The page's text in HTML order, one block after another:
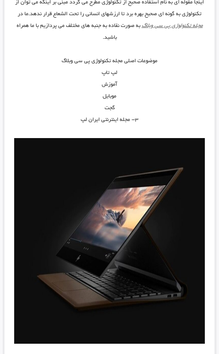
اینجا مقوله ای به نام استفاده صحیح از تکنولوژی مطرح می گردد مبنی بر اینکه می توان از
تکنولوژی به گونه ای صحیح بهره برد تا ارزشهای انسانی را تحت الشعاع قرار ندهد.ما در
مجله تکنولوژی پی سی وبلاگ به صورت نقاده به جنبه های مختلف می پردازیم با ما همراه
باشید.
موضوعات اصلی مجله تکنولوژی پی سی وبلاگ
لپ تاپ
آموزش
موبایل
گجت
۳- مجله اینترنتی ایران لپ